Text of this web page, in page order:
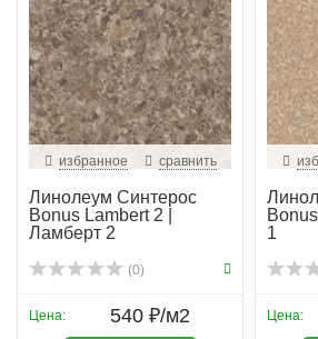
избранное сравнить
Линолеум Синтерос
Bonus Lambert 2 |
Ламберт 2
(0)
Цена: 540 ₽/м2
1
Цена: